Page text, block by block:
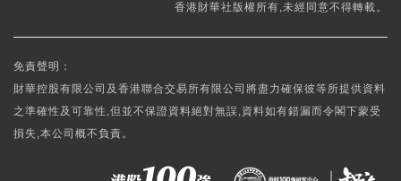
香港財華社版權所有,未經同意不得轉載。
免責聲明：
財華控股有限公司及香港聯合交易所有限公司將盡力確保彼等所提供資料
之準確性及可靠性,但並不保證資料絕對無誤,資料如有錯漏而令閣下蒙受
損失,本公司概不負責。